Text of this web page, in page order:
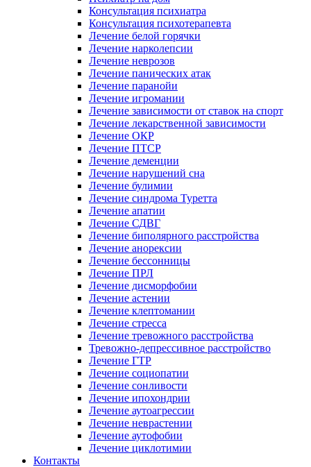
Консультация психиатра
Консультация психотерапевта
Лечение белой горячки
Лечение нарколепсии
Лечение неврозов
Лечение панических атак
Лечение паранойи
Лечение игромании
Лечение зависимости от ставок на спорт
Лечение лекарственной зависимости
Лечение ОКР
Лечение ПТСР
Лечение деменции
Лечение нарушений сна
Лечение булимии
Лечение синдрома Туретта
Лечение апатии
Лечение СДВГ
Лечение биполярного расстройства
Лечение анорексии
Лечение бессонницы
Лечение ПРЛ
Лечение дисморфобии
Лечение астении
Лечение клептомании
Лечение стресса
Лечение тревожного расстройства
Тревожно-депрессивное расстройство
Лечение ГТР
Лечение социопатии
Лечение сонливости
Лечение ипохондрии
Лечение аутоагрессии
Лечение неврастении
Лечение аутофобии
Лечение циклотимии
Контакты